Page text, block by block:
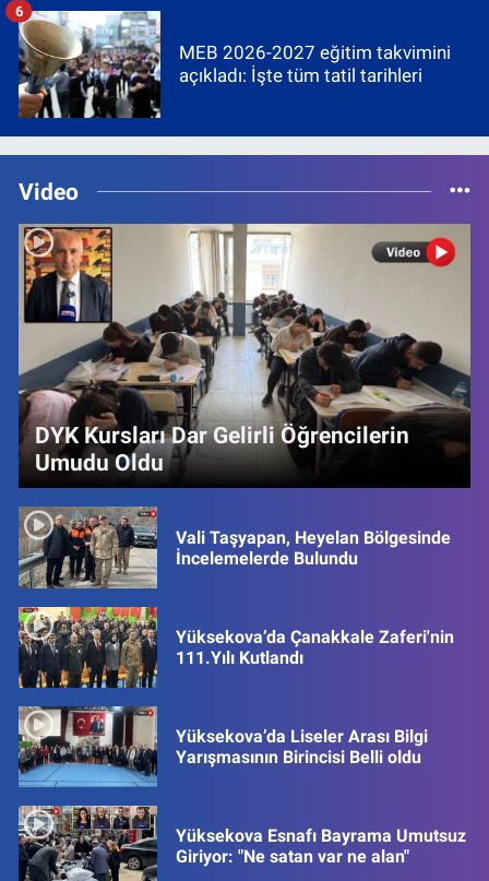
MEB 2026-2027 eğitim takvimini
açıkladı: İşte tüm tatil tarihleri
6
Video
DYK Kursları Dar Gelirli Öğrencilerin
Umudu Oldu
Vali Taşyapan, Heyelan Bölgesinde
İncelemelerde Bulundu
Yüksekova’da Çanakkale Zaferi'nin
111.Yılı Kutlandı
Yüksekova’da Liseler Arası Bilgi
Yarışmasının Birincisi Belli oldu
Yüksekova Esnafı Bayrama Umutsuz
Giriyor: "Ne satan var ne alan"